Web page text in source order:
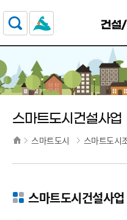
주요 메뉴로 건너뛰기
본문으로가기
건설
스마트도시건설사업
스마트도시 스마트도시
스마트도시건설사업